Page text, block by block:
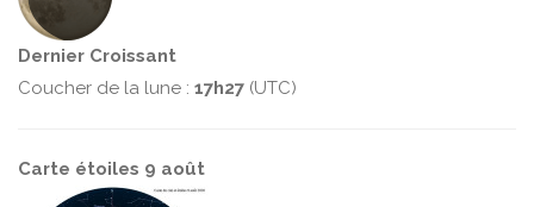
Dernier Croissant
Coucher de la lune : 17h27 (UTC)
Carte étoiles 9 août